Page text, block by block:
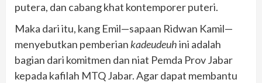
putera, dan cabang khat kontemporer puteri.
Maka dari itu, kang Emil—sapaan Ridwan Kamil—
menyebutkan pemberian kadeudeuhini adalah
bagian dari komitmen dan niat Pemda Prov Jabar
kepada kafilah MTQ Jabar. Agar dapat membantu